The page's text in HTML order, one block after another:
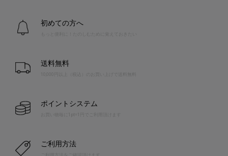
初めての方へ
送料無料
10,000円以上（税込）のお買い上げで送料無料
ポイントシステム
お買い物毎に1pt=1円でご利用頂けます
ご利用方法